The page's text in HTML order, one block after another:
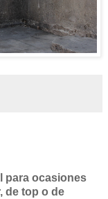
para ocasiones
de top o de